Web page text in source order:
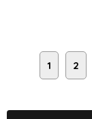
1 2